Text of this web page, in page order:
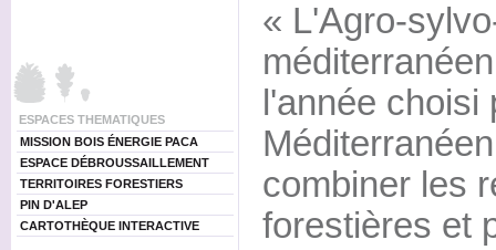
ESPACES THEMATIQUES
MISSION BOIS ÉNERGIE PACA
ESPACE DÉBROUSSAILLEMENT
TERRITOIRES FORESTIERS
PIN D'ALEP
CARTOTHÈQUE INTERACTIVE
« L'Agro-
l'année
combiner les
forestières et